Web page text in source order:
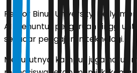
Rektor Binus University, Nelly,
AI menuntut perguruan tinggi
sekadar pengajaran teknologi.
Menurutnya, kampus juga harus